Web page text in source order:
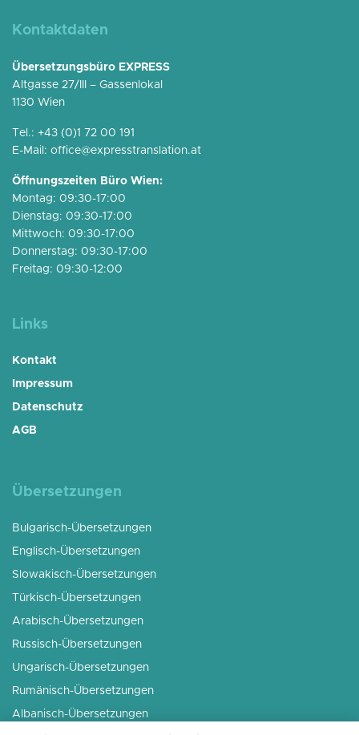
Kontaktdaten
Übersetzungsbüro EXPRESS
Altgasse 27/III – Gassenlokal
1130 Wien
Tel.: +43 (0)1 72 00 191
E-Mail: office@expresstranslation.at
Öffnungszeiten Büro Wien:
Montag: 09:30-17:00
Dienstag: 09:30-17:00
Mittwoch: 09:30-17:00
Donnerstag: 09:30-17:00
Freitag: 09:30-12:00
Links
Kontakt
Impressum
Datenschutz
AGB
Übersetzungen
Bulgarisch-Übersetzungen
Englisch-Übersetzungen
Slowakisch-Übersetzungen
Türkisch-Übersetzungen
Arabisch-Übersetzungen
Russisch-Übersetzungen
Ungarisch-Übersetzungen
Rumänisch-Übersetzungen
Albanisch-Übersetzungen